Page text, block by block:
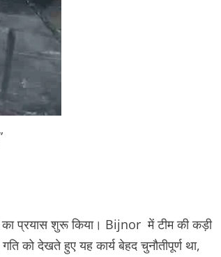
का प्रयास शुरू किया। Bijnor में टीम की कड़ी
को देखते हुए यह कार्य बेहद चुनौतीपूर्ण था,